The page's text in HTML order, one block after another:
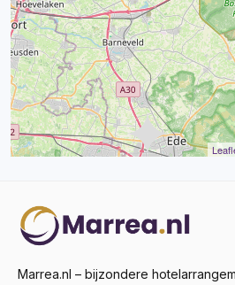
Marrea.nl – bijzondere